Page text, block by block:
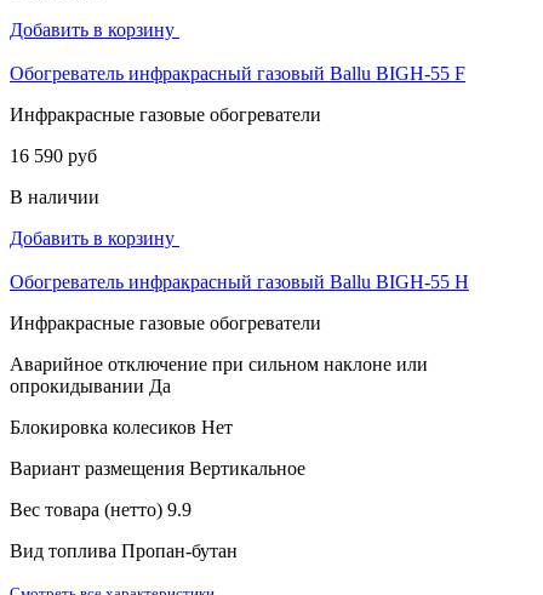
Добавить в корзину
Обогреватель инфракрасный газовый Ballu BIGH-55 F
Инфракрасные газовые обогреватели
16 590 руб
В наличии
Добавить в корзину
Обогреватель инфракрасный газовый Ballu BIGH-55 H
Инфракрасные газовые обогреватели
Аварийное отключение при сильном наклоне или
опрокидывании Да
Блокировка колесиков Нет
Вариант размещения Вертикальное
Вес товара (нетто) 9.9
Вид топлива Пропан-бутан